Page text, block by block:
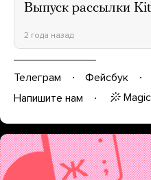
Выпуск рассылки
2 года назад
Телеграм Фейсбук
Напишите нам